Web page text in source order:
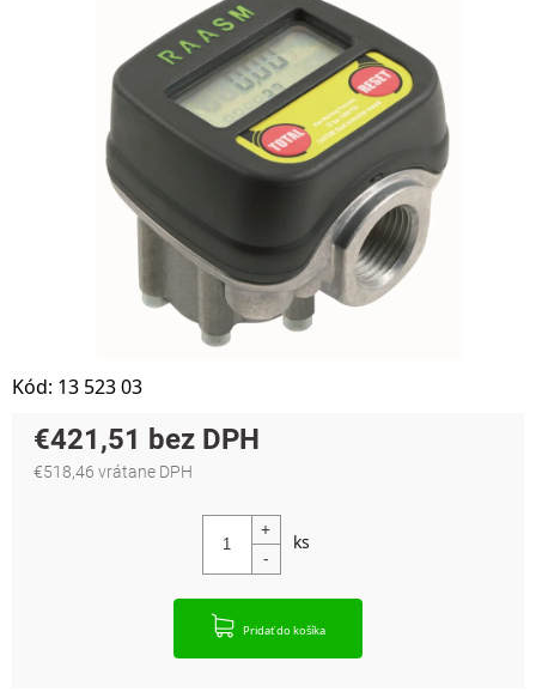
€421,51
€518,46 vrátane DPH
Pridať do košíka
Kód: 13 523 03